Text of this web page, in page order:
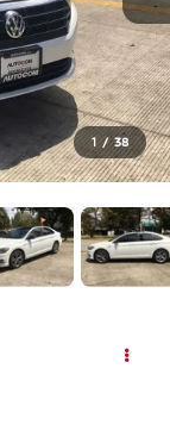
1 / 38